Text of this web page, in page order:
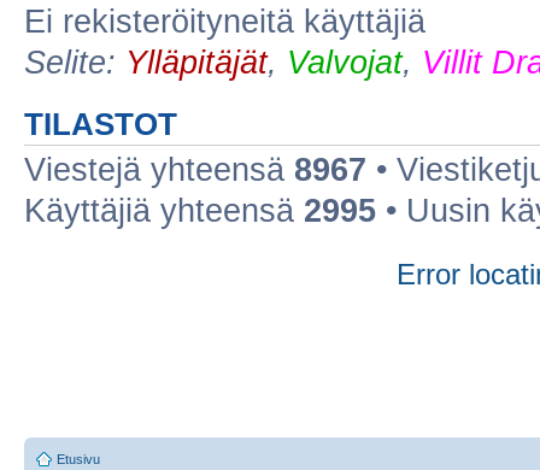
Ei rekisteröityneitä käyttäjiä
Selite: Ylläpitäjät, Valvojat, Villit
TILASTOT
Viestejä yhteensä 8967 •
Käyttäjiä yhteensä 2995 • Uusin
Error
Etusivu